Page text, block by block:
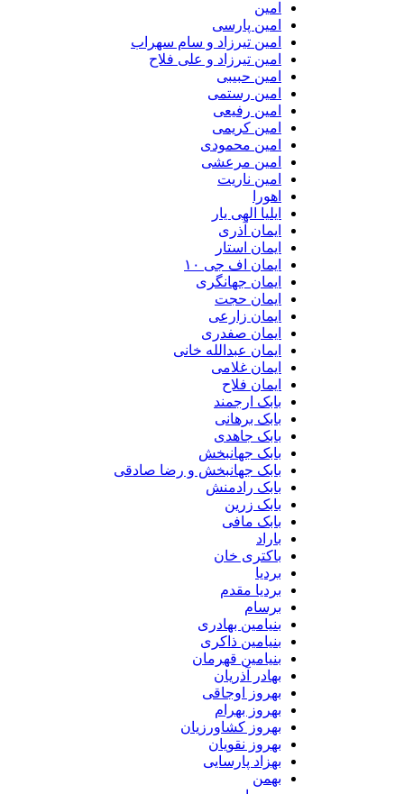
امین پارسی
امین تیرزاد و سام سهراب
امین تیرزاد و علی فلاح
امین حبیبی
امین رستمی
امین رفیعی
امین کریمی
امین محمودی
امین مرعشی
امین ناریت
ایلیا الهی یار
ایمان آذری
ایمان استار
ایمان اف جی ۱۰
ایمان جهانگری
ایمان حجت
ایمان زارعی
ایمان صفدری
ایمان عبدالله خانی
ایمان غلامی
ایمان فلاح
بابک ارجمند
بابک برهانی
بابک جاهدی
بابک جهانبخش
بابک جهانبخش و رضا صادقی
بابک رادمنش
بابک زرین
بابک مافی
باکتری خان
بردیا مقدم
بنیامین بهادری
بنیامین ذاکری
بنیامین قهرمان
بهادر آذریان
بهروز اوجاقی
بهروز بهرام
بهروز کشاورزیان
بهروز نقویان
بهزاد پارسایی